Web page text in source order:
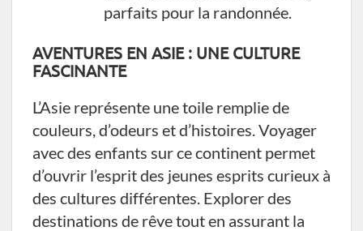
parfaits pour la randonnée.
AVENTURES EN ASIE : UNE CULTURE
FASCINANTE
L’Asie représente une toile remplie de
couleurs, d’odeurs et d’histoires. Voyager
avec des enfants sur ce continent permet
d’ouvrir l’esprit des jeunes esprits curieux à
des cultures différentes. Explorer des
destinations de rêve tout en assurant la